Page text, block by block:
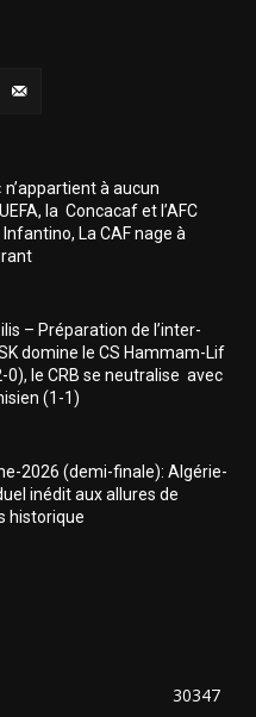
n’appartient à aucun
la Concacaf et l’AFC
La CAF nage à
– Préparation de l’inter-
domine le CS Hammam-Lif
0), le CRB se neutralise avec
(1-1)
2026 (demi-finale): Algérie-
inédit aux allures de
historique
30347